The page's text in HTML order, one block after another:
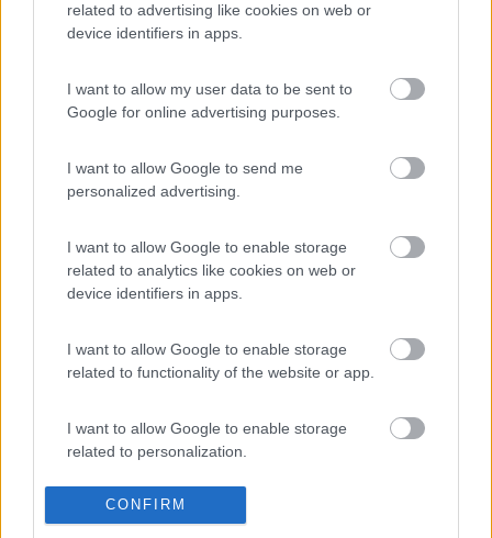
related to advertising like cookies on web or
device identifiers in apps.
I want to allow my user data to be sent to
Google for online advertising purposes.
I want to allow Google to send me
personalized advertising.
I want to allow Google to enable storage
related to analytics like cookies on web or
device identifiers in apps.
I want to allow Google to enable storage
related to functionality of the website or app.
I want to allow Google to enable storage
related to personalization.
I want to allow Google to enable storage
related to security, including authentication
CONFIRM
paolo 61
Inserito il06/08/2014 alle:20:43:22
Risposta al messaggio di bexwiller inserito in data
finestra >
bexwiller
-
Risposta al messaggio di paolo 61 inserito in data
06/08/2014 20:43:22 (Visualizza messaggio in nuova
> grazie Paolo, questa notte sono rientrato con l'impianto di
emergenza. oggi ho smontato il connettore dove come
di intervenire? Provo a sostituire la spinetta o cambio tutto il
connettore? Grazie Saluti a tutti